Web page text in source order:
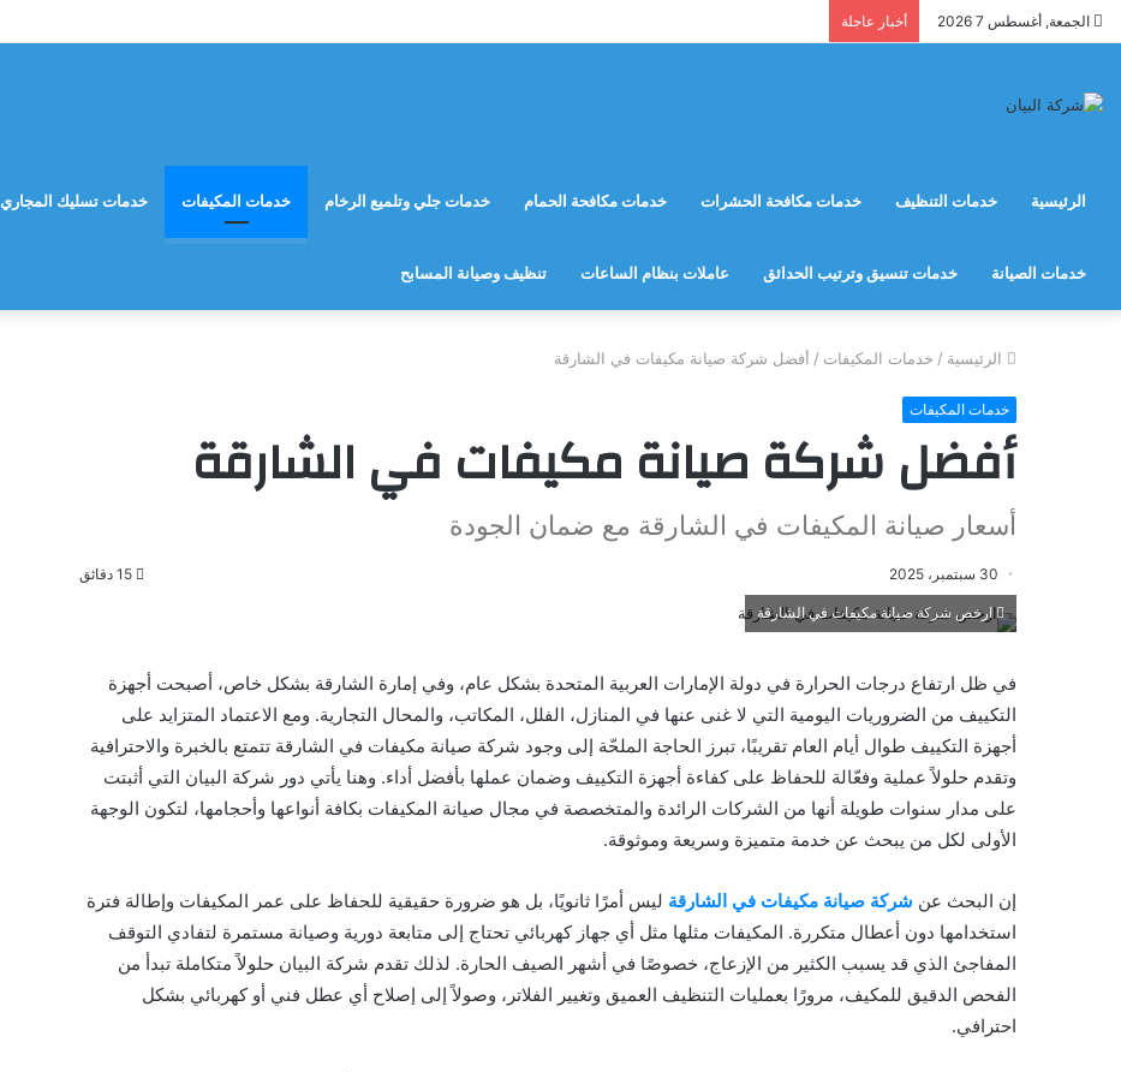
الجمعة, أغسطس 7 2026 أخبار عاجلة
الرئيسية خدمات التنظيف خدمات مكافحة الحشرات خدمات مكافحة الحمام خدمات جلي وتلميع الرخام خدمات المكيفات خدمات تسليك المجاري
خدمات الصيانة خدمات تنسيق وترتيب الحدائق عاملات بنظام الساعات تنظيف وصيانة المسابح
الرئيسية / خدمات المكيفات / أفضل شركة صيانة مكيفات في الشارقة
خدمات المكيفات
أفضل شركة صيانة مكيفات في الشارقة
أسعار صيانة المكيفات في الشارقة مع ضمان الجودة
30 سبتمبر، 2025
ارخص شركة صيانة مكيفات في الشارقة
في ظل ارتفاع درجات الحرارة في دولة الإمارات العربية المتحدة بشكل عام، وفي إمارة الشارقة بشكل خاص، أصبحت أجهزة
التكييف من الضروريات اليومية التي لا غنى عنها في المنازل، الفلل، المكاتب، والمحال التجارية. ومع الاعتماد المتزايد على
أجهزة التكييف طوال أيام العام تقريبًا، تبرز الحاجة الملحّة إلى وجود شركة صيانة مكيفات في الشارقة تتمتع بالخبرة والاحترافية
وتقدم حلولاً عملية وفعّالة للحفاظ على كفاءة أجهزة التكييف وضمان عملها بأفضل أداء. وهنا يأتي دور شركة البيان التي أثبتت
على مدار سنوات طويلة أنها من الشركات الرائدة والمتخصصة في مجال صيانة المكيفات بكافة أنواعها وأحجامها، لتكون الوجهة
الأولى لكل من يبحث عن خدمة متميزة وسريعة وموثوقة.
إن البحث عن شركة صيانة مكيفات في الشارقة ليس أمرًا ثانويًا، بل هو ضرورة حقيقية للحفاظ على عمر المكيفات وإطالة فترة
استخدامها دون أعطال متكررة. المكيفات مثلها مثل أي جهاز كهربائي تحتاج إلى متابعة دورية وصيانة مستمرة لتفادي التوقف
المفاجئ الذي قد يسبب الكثير من الإزعاج، خصوصًا في أشهر الصيف الحارة. لذلك تقدم شركة البيان حلولاً متكاملة تبدأ من
الفحص الدقيق للمكيف، مرورًا بعمليات التنظيف العميق وتغيير الفلاتر، وصولاً إلى إصلاح أي عطل فني أو كهربائي بشكل
احترافي.